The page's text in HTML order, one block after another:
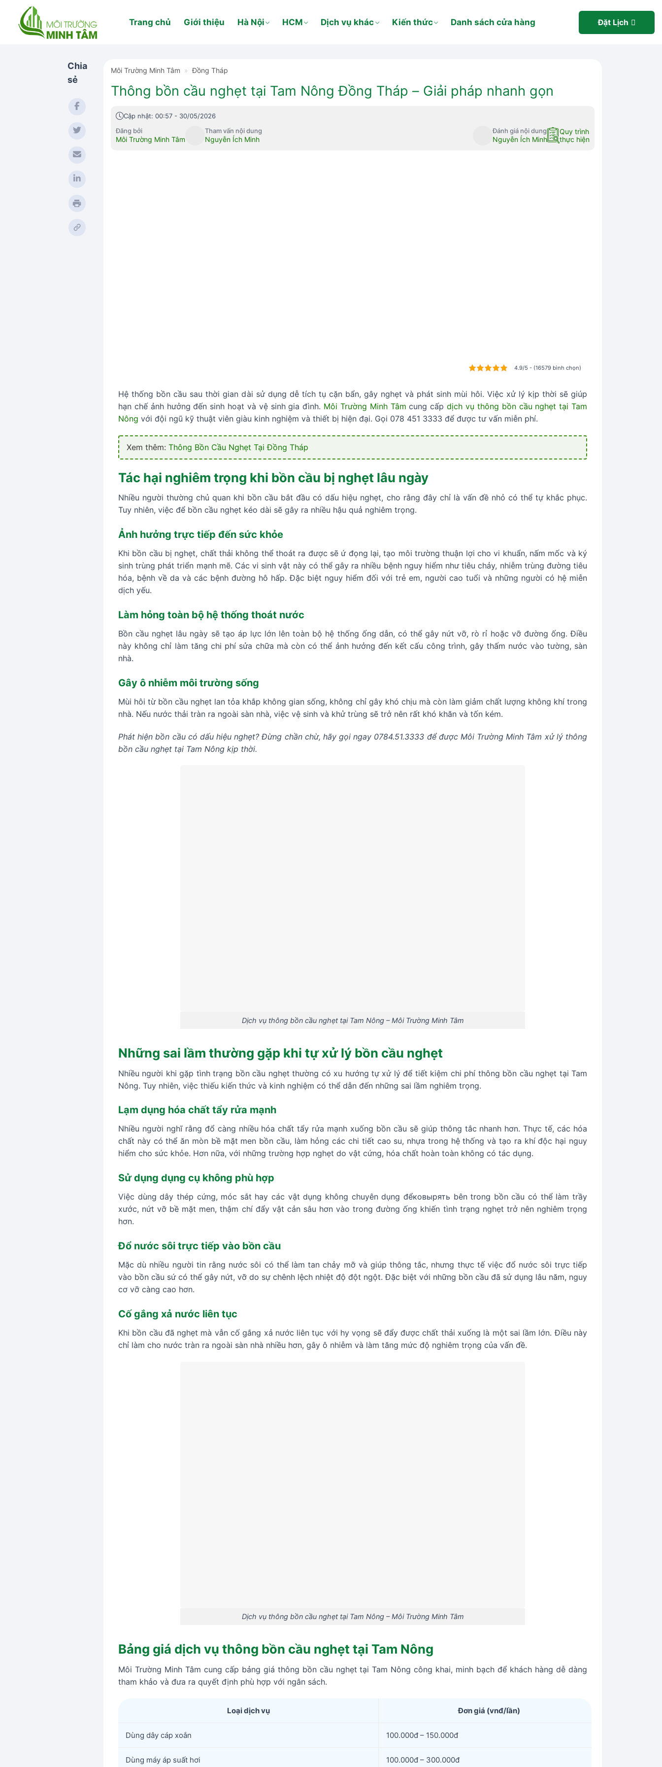
content
Trang chủ Giới thiệu Hà Nội HCM Dịch vụ khác Kiến thức Danh sách cửa hàng Đặt Lịch
Chia
sẻ
Môi Trường Minh Tâm » Đồng Tháp
Thông bồn cầu nghẹt tại Tam Nông Đồng Tháp – Giải pháp nhanh gọn
Cập nhật: 00:57 - 30/05/2026
Đăng bởi
Môi Trường Minh Tâm
Tham vấn nội dung
Nguyễn Ích Minh
Đánh giá nội dung
Nguyễn Ích Minh
Quy trình
thực hiện
4.9/5 - (16579 bình chọn)
Hệ thống bồn cầu sau thời gian dài sử dụng dễ tích tụ cặn bẩn, gây nghẹt và phát sinh mùi hôi. Việc xử lý kịp thời sẽ giúp
hạn chế ảnh hưởng đến sinh hoạt và vệ sinh gia đình. Môi Trường Minh Tâm cung cấpdịch vụ thông bồn cầu nghẹt tại Tam
Nông với đội ngũ kỹ thuật viên giàu kinh nghiệm và thiết bị hiện đại. Gọi 078 451 3333 để được tư vấn miễn phí.
Xem thêm: Thông Bồn Cầu Nghẹt Tại Đồng Tháp
Tác hại nghiêm trọng khi bồn cầu bị nghẹt lâu ngày
Nhiều người thường chủ quan khi bồn cầu bắt đầu có dấu hiệu nghẹt, cho rằng đây chỉ là vấn đề nhỏ có thể tự khắc phục.
Tuy nhiên, việc để bồn cầu nghẹt kéo dài sẽ gây ra nhiều hậu quả nghiêm trọng.
Ảnh hưởng trực tiếp đến sức khỏe
Khi bồn cầu bị nghẹt, chất thải không thể thoát ra được sẽ ứ đọng lại, tạo môi trường thuận lợi cho vi khuẩn, nấm mốc và ký
sinh trùng phát triển mạnh mẽ. Các vi sinh vật này có thể gây ra nhiều bệnh nguy hiểm như tiêu chảy, nhiễm trùng đường tiêu
hóa, bệnh về da và các bệnh đường hô hấp. Đặc biệt nguy hiểm đối với trẻ em, người cao tuổi và những người có hệ miễn
dịch yếu.
Làm hỏng toàn bộ hệ thống thoát nước
Bồn cầu nghẹt lâu ngày sẽ tạo áp lực lớn lên toàn bộ hệ thống ống dẫn, có thể gây nứt vỡ, rò rỉ hoặc vỡ đường ống. Điều
này không chỉ làm tăng chi phí sửa chữa mà còn có thể ảnh hưởng đến kết cấu công trình, gây thấm nước vào tường, sàn
nhà.
Gây ô nhiễm môi trường sống
Mùi hôi từ bồn cầu nghẹt lan tỏa khắp không gian sống, không chỉ gây khó chịu mà còn làm giảm chất lượng không khí trong
nhà. Nếu nước thải tràn ra ngoài sàn nhà, việc vệ sinh và khử trùng sẽ trở nên rất khó khăn và tốn kém.
Phát hiện bồn cầu có dấu hiệu nghẹt? Đừng chần chừ, hãy gọi ngay 0784.51.3333 để được Môi Trường Minh Tâm xử lý thông
bồn cầu nghẹt tại Tam Nông kịp thời.
Dịch vụ thông bồn cầu nghẹt tại Tam Nông – Môi Trường Minh Tâm
Những sai lầm thường gặp khi tự xử lý bồn cầu nghẹt
Nhiều người khi gặp tình trạng bồn cầu nghẹt thường có xu hướng tự xử lý để tiết kiệm chi phí thông bồn cầu nghẹt tại Tam
Nông. Tuy nhiên, việc thiếu kiến thức và kinh nghiệm có thể dẫn đến những sai lầm nghiêm trọng.
Lạm dụng hóa chất tẩy rửa mạnh
Nhiều người nghĩ rằng đổ càng nhiều hóa chất tẩy rửa mạnh xuống bồn cầu sẽ giúp thông tắc nhanh hơn. Thực tế, các hóa
chất này có thể ăn mòn bề mặt men bồn cầu, làm hỏng các chi tiết cao su, nhựa trong hệ thống và tạo ra khí độc hại nguy
hiểm cho sức khỏe. Hơn nữa, với những trường hợp nghẹt do vật cứng, hóa chất hoàn toàn không có tác dụng.
Sử dụng dụng cụ không phù hợp
Việc dùng dây thép cứng, móc sắt hay các vật dụng không chuyên dụng đểковырять bên trong bồn cầu có thể làm trầy
xước, nứt vỡ bề mặt men, thậm chí đẩy vật cản sâu hơn vào trong đường ống khiến tình trạng nghẹt trở nên nghiêm trọng
hơn.
Đổ nước sôi trực tiếp vào bồn cầu
Mặc dù nhiều người tin rằng nước sôi có thể làm tan chảy mỡ và giúp thông tắc, nhưng thực tế việc đổ nước sôi trực tiếp
vào bồn cầu sứ có thể gây nứt, vỡ do sự chênh lệch nhiệt độ đột ngột. Đặc biệt với những bồn cầu đã sử dụng lâu năm, nguy
cơ vỡ càng cao hơn.
Cố gắng xả nước liên tục
Khi bồn cầu đã nghẹt mà vẫn cố gắng xả nước liên tục với hy vọng sẽ đẩy được chất thải xuống là một sai lầm lớn. Điều này
chỉ làm cho nước tràn ra ngoài sàn nhà nhiều hơn, gây ô nhiễm và làm tăng mức độ nghiêm trọng của vấn đề.
Dịch vụ thông bồn cầu nghẹt tại Tam Nông – Môi Trường Minh Tâm
Bảng giá dịch vụ thông bồn cầu nghẹt tại Tam Nông
Môi Trường Minh Tâm cung cấp bảng giá thông bồn cầu nghẹt tại Tam Nông công khai, minh bạch để khách hàng dễ dàng
tham khảo và đưa ra quyết định phù hợp với ngân sách.
Loại dịch vụ Đơn giá (vnđ/lần)
Dùng dây cáp xoắn 100.000đ – 150.000đ
Dùng máy áp suất hơi 100.000đ – 300.000đ